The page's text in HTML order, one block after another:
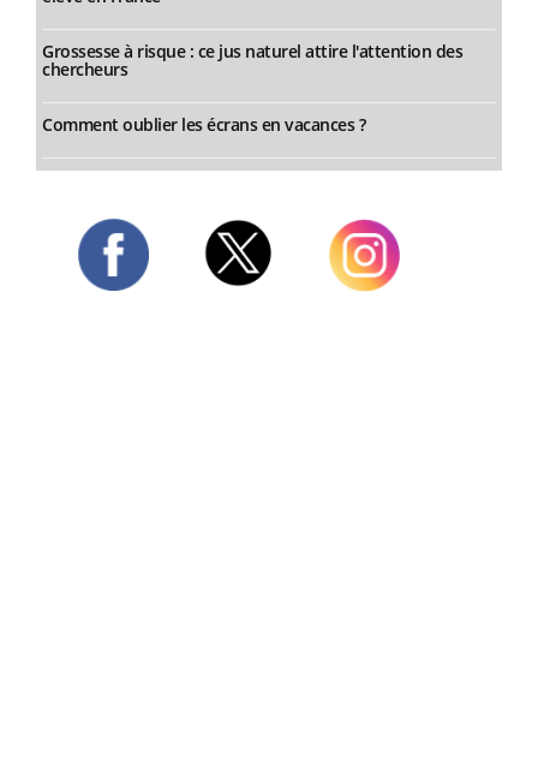
Grossesse à risque : ce jus naturel attire l'attention des
chercheurs
Comment oublier les écrans en vacances ?